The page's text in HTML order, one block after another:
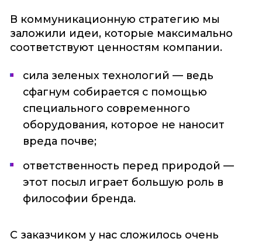
В коммуникационную стратегию мы
заложили идеи, которые максимально
соответствуют ценностям компании.
сила зеленых технологий — ведь
сфагнум собирается с помощью
специального современного
оборудования, которое не наносит
вреда почве;
ответственность перед природой —
этот посыл играет большую роль в
философии бренда.
С заказчиком у нас сложилось очень